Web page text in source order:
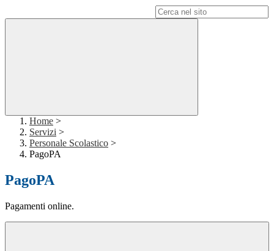
Home >
Servizi >
Personale Scolastico >
PagoPA
PagoPA
Pagamenti online.